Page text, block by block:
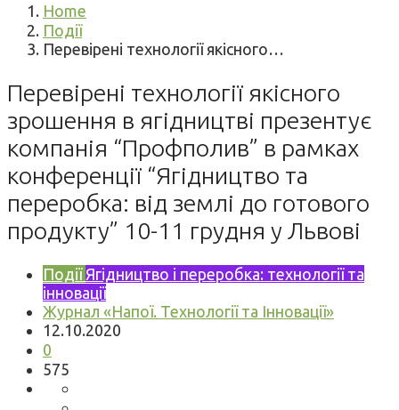
Home
Події
Перевірені технології якісного…
Перевірені технології якісного
зрошення в ягідництві презентує
компанія “Профполив” в рамках
конференції “Ягідництво та
переробка: від землі до готового
продукту” 10-11 грудня у Львові
Події Ягідництво і переробка: технології та
інновації
Журнал «Напої. Технології та Інновації»
12.10.2020
0
575